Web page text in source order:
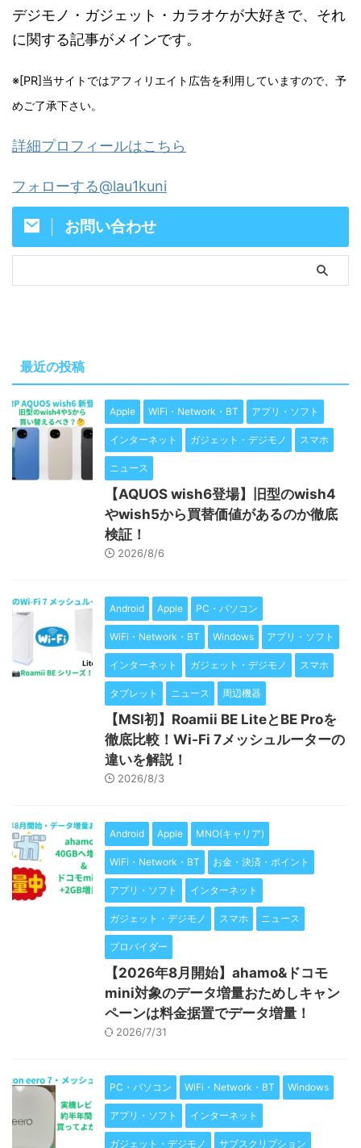
デジモノ・ガジェット・カラオケが大好きで、それ
に関する記事がメインです。
※[PR]当サイトではアフィリエイト広告を利用していますので、予
めご了承下さい。
詳細プロフィールはこちら
フォローする@lau1kuni
お問い合わせ
最近の投稿
Apple WiFi・Network・BT アプリ・ソフト
インターネット ガジェット・デジモノ スマホ
ニュース
【AQUOS wish6登場】旧型のwish4
やwish5から買替価値があるのか徹底
検証！
2026/8/6
Android Apple PC・パソコン
WiFi・Network・BT Windows アプリ・ソフト
インターネット ガジェット・デジモノ スマホ
タブレット ニュース 周辺機器
【MSI初】Roamii BE LiteとBE Proを
徹底比較！Wi-Fi 7メッシュルーターの
違いを解説！
2026/8/3
Android Apple MNO(キャリア)
WiFi・Network・BT お金・決済・ポイント
アプリ・ソフト インターネット
ガジェット・デジモノ スマホ ニュース
プロバイダー
【2026年8月開始】ahamo&ドコモ
mini対象のデータ増量おためしキャン
ペーンは料金据置でデータ増量！
2026/7/31
PC・パソコン WiFi・Network・BT Windows
アプリ・ソフト インターネット
ガジェット・デジモノ サブスクリプション